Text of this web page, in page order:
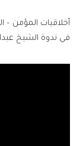
أخلاقيات المؤمن
في ندوة الشيخ